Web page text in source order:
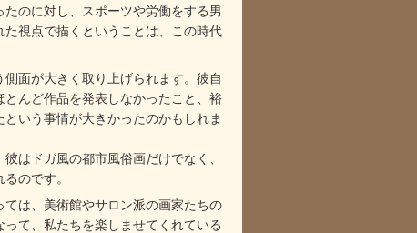
のに対し、スポーツや労働をする男
視点で描くということは、この時代
面が大きく取り上げられます。彼自
んど作品を発表しなかったこと、裕
いう事情が大きかったのかもしれま
はドガ風の都市風俗画だけでなく、
のです。
は、美術館やサロン派の画家たちの
て、私たちを楽しませてくれている